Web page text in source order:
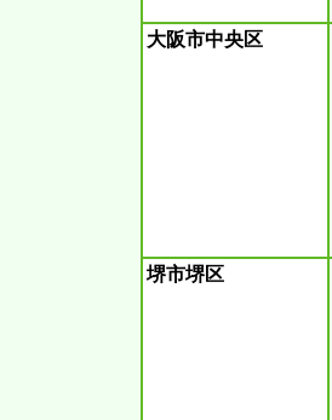
大阪市中央区
堺市堺区